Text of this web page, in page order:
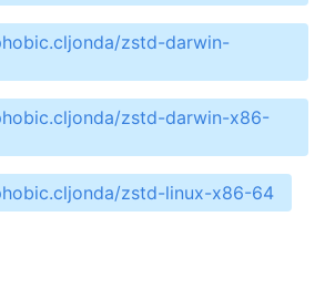
zstd-darwin-
zstd-darwin-x86-
zstd-linux-x86-64